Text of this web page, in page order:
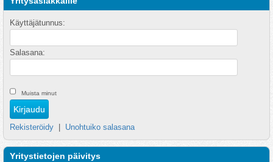
Käyttäjätunnus:
Salasana:
Muista minut
Rekisteröidy Unohtuiko salasana
Yritystietojen päivitys